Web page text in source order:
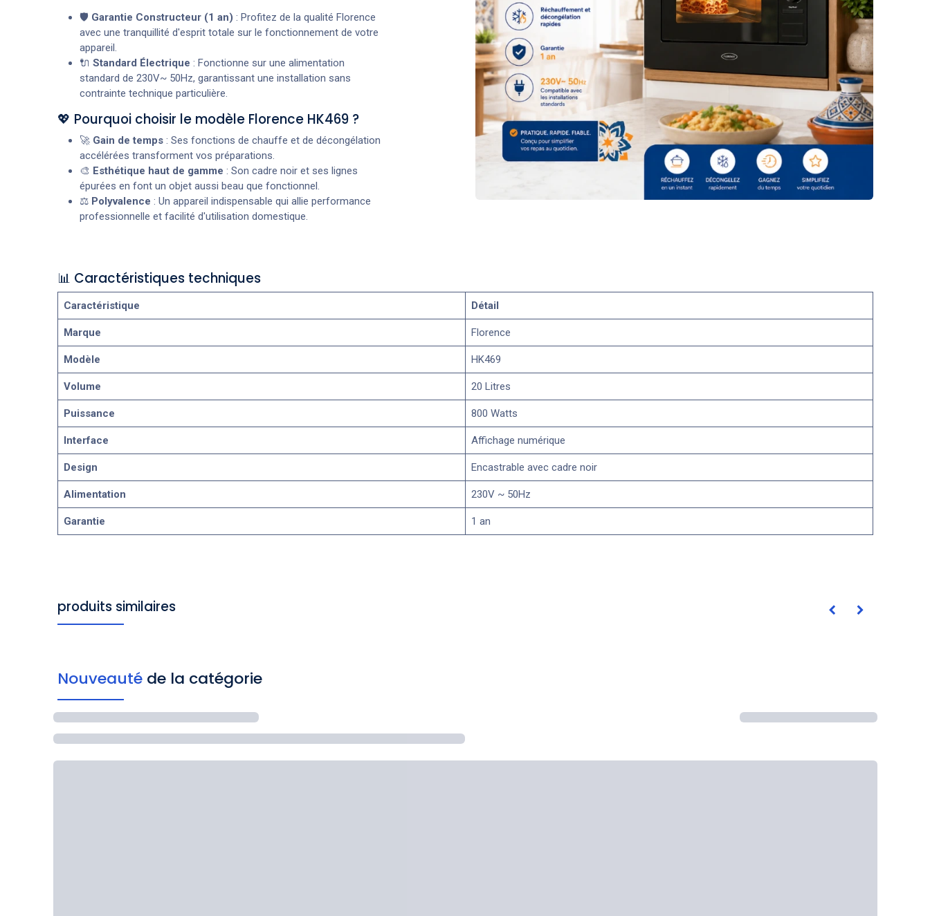
🛡️ Garantie Constructeur (1 an) : Profitez de la qualité Florence
avec une tranquillité d'esprit totale sur le fonctionnement de votre
appareil.
🔌 Standard Électrique : Fonctionne sur une alimentation
standard de 230V~ 50Hz, garantissant une installation sans
contrainte technique particulière.
💖 Pourquoi choisir le modèle Florence HK469 ?
🚀 Gain de temps: Ses fonctions de chauffe et de décongélation
accélérées transforment vos préparations.
🎨 Esthétique haut de gamme : Son cadre noir et ses lignes
épurées en font un objet aussi beau que fonctionnel.
⚖️ Polyvalence : Un appareil indispensable qui allie performance
professionnelle et facilité d'utilisation domestique.
📊 Caractéristiques techniques
Caractéristique Détail
Marque Florence
Modèle HK469
Volume 20 Litres
Puissance 800 Watts
Interface Affichage numérique
Design Encastrable avec cadre noir
Alimentation 230V ~ 50Hz
Garantie 1 an
produits similaires
Nouveauté de la catégorie